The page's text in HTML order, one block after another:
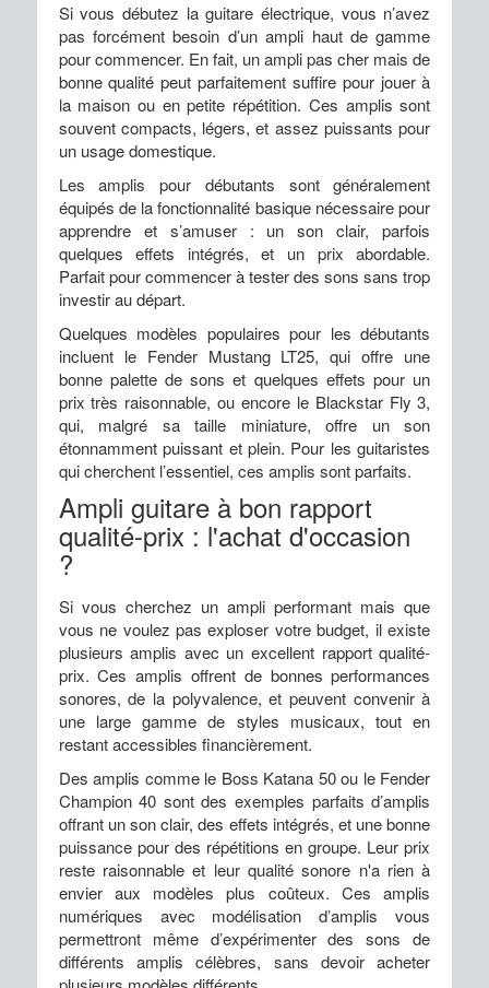
Si vous débutez la guitare électrique, vous n’avez
pas forcément besoin d’un ampli haut de gamme
pour commencer. En fait, un ampli pas cher mais de
bonne qualité peut parfaitement suffire pour jouer à
la maison ou en petite répétition. Ces amplis sont
souvent compacts, légers, et assez puissants pour
un usage domestique.
Les amplis pour débutants sont généralement
équipés de la fonctionnalité basique nécessaire pour
apprendre et s’amuser : un son clair, parfois
quelques effets intégrés, et un prix abordable.
Parfait pour commencer à tester des sons sans trop
investir au départ.
Quelques modèles populaires pour les débutants
incluent le Fender Mustang LT25, qui offre une
bonne palette de sons et quelques effets pour un
prix très raisonnable, ou encore le Blackstar Fly 3,
qui, malgré sa taille miniature, offre un son
étonnamment puissant et plein. Pour les guitaristes
qui cherchent l’essentiel, ces amplis sont parfaits.
Ampli guitare à bon rapport
qualité-prix : l'achat d'occasion
?
Si vous cherchez un ampli performant mais que
vous ne voulez pas exploser votre budget, il existe
plusieurs amplis avec un excellent rapport qualité-
prix. Ces amplis offrent de bonnes performances
sonores, de la polyvalence, et peuvent convenir à
une large gamme de styles musicaux, tout en
restant accessibles financièrement.
Des amplis comme le Boss Katana 50 ou le Fender
Champion 40 sont des exemples parfaits d’amplis
offrant un son clair, des effets intégrés, et une bonne
puissance pour des répétitions en groupe. Leur prix
reste raisonnable et leur qualité sonore n'a rien à
envier aux modèles plus coûteux. Ces amplis
numériques avec modélisation d’amplis vous
permettront même d’expérimenter des sons de
différents amplis célèbres, sans devoir acheter